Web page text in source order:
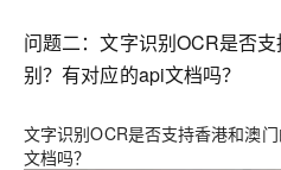
问题二：文字识别OCR是否
别？有对应的api文档吗？
文字识别OCR是否支持香港和澳
文档吗？